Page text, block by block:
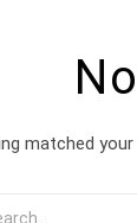
matched